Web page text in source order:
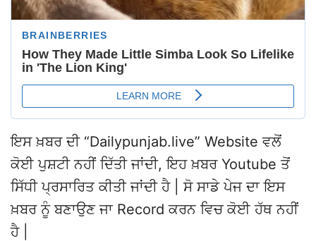
ਇਸ ਖ਼ਬਰ ਦੀ “Dailypunjab.live” Website ਵਲੋਂ
ਕੋਈ ਪੁਸ਼ਟੀ ਨਹੀਂ ਦਿੱਤੀ ਜਾਂਦੀ, ਇਹ ਖ਼ਬਰ Youtube ਤੋਂ
ਸਿੱਧੀ ਪ੍ਰਸਾਰਿਤ ਕੀਤੀ ਜਾਂਦੀ ਹੈ | ਸੋ ਸਾਡੇ ਪੇਜ ਦਾ ਇਸ
ਖ਼ਬਰ ਨੂੰ ਬਣਾਉਣ ਜਾ Record ਕਰਨ ਵਿਚ ਕੋਈ ਹੱਥ ਨਹੀਂ
ਹੈ |